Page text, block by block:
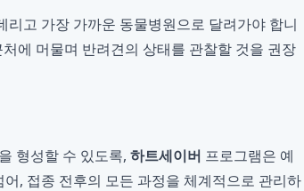
고 가장 가까운 동물병원으로 달려가야 합니
에 머물며 반려견의 상태를 관찰할 것을 권장
형성할 수 있도록, 하트세이버 프로그램은 예
, 접종 전후의 모든 과정을 체계적으로 관리하